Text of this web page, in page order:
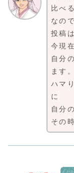
比べ
なの
投稿
今現
自分
ます。
ハマ
に
自分
その